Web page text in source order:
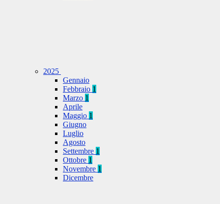
2025
Gennaio
Febbraio 1
Marzo 1
Aprile
Maggio 1
Giugno
Luglio
Agosto
Settembre 1
Ottobre 1
Novembre 1
Dicembre